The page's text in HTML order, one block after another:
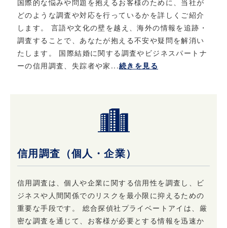
6. お問い合わせ
当社における個人情報保護に関してご質問など
がある場合は、こちら
国際的な悩みや問題を抱えるお客様のために、当社が
どのような調査や対応を行っているかを詳しくご紹介
します。 言語や文化の壁を越え、海外の情報を追跡・
調査することで、あなたが抱える不安や疑問を解消い
たします。 国際結婚に関する調査やビジネスパートナ
ーの信用調査、失踪者や家...続きを見る
信用調査（個人・企業）
信用調査は、個人や企業に関する信用性を調査し、ビ
ジネスや人間関係でのリスクを最小限に抑えるための
重要な手段です。 総合探偵社プライベートアイは、厳
密な調査を通じて、お客様が必要とする情報を迅速か